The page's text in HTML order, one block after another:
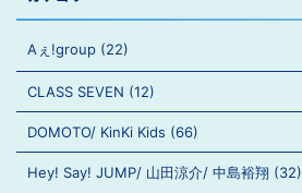
Aぇ!group (22)
CLASS SEVEN (12)
DOMOTO/ KinKi Kids (66)
Hey! Say! JUMP/ 山田涼介/ 中島裕翔 (32)